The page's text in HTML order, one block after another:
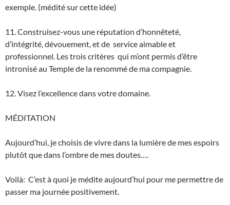
exemple. (médité sur cette idée)
11. Construisez-vous une réputation d’honnêteté,
d’intégrité, dévouement, et de service aimable et
professionnel. Les trois critères qui m’ont permis d’être
intronisé au Temple de la renommé de ma compagnie.
12. Visez l’excellence dans votre domaine.
MÉDITATION
Aujourd’hui, je choisis de vivre dans la lumière de mes espoirs
plutôt que dans l’ombre de mes doutes….
Voilà: C’est à quoi je médite aujourd’hui pour me permettre de
passer ma journée positivement.